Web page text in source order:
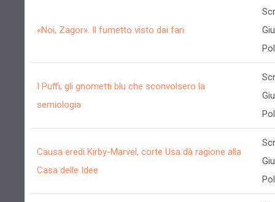
«Noi, Zagor». Il fumetto visto dai fan
I Puffi, gli gnometti blu che sconvolsero la
semiologia
Causa eredi Kirby-Marvel, corte Usa dà ragione alla
Casa delle Idee